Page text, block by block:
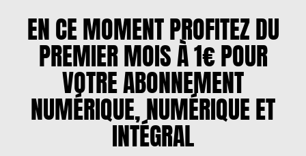
EN CE MOMENT PROFITEZ DU
PREMIER MOIS À 1€ POUR
VOTRE ABONNEMENT
NUMÉRIQUE, NUMÉRIQUE ET
INTÉGRAL